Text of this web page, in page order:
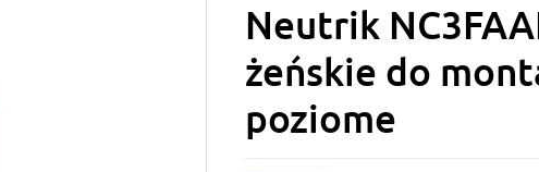
Neutrik
żeńskie do
poziome